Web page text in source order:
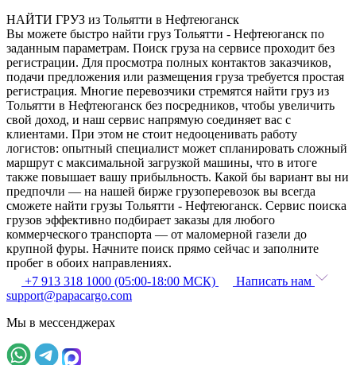
НАЙТИ ГРУЗ из Тольятти в Нефтеюганск
Вы можете быстро найти груз Тольятти - Нефтеюганск по
заданным параметрам. Поиск груза на сервисе проходит без
регистрации. Для просмотра полных контактов заказчиков,
подачи предложения или размещения груза требуется простая
регистрация. Многие перевозчики стремятся найти груз из
Тольятти в Нефтеюганск без посредников, чтобы увеличить
свой доход, и наш сервис напрямую соединяет вас с
клиентами. При этом не стоит недооценивать работу
логистов: опытный специалист может спланировать сложный
маршрут с максимальной загрузкой машины, что в итоге
также повышает вашу прибыльность. Какой бы вариант вы ни
предпочли — на нашей бирже грузоперевозок вы всегда
сможете найти грузы Тольятти - Нефтеюганск. Сервис поиска
грузов эффективно подбирает заказы для любого
коммерческого транспорта — от маломерной газели до
крупной фуры. Начните поиск прямо сейчас и заполните
пробег в обоих направлениях.
+7 913 318 1000 (05:00-18:00 МСК)
Написать нам
support@papacargo.com
Мы в мессенджерах